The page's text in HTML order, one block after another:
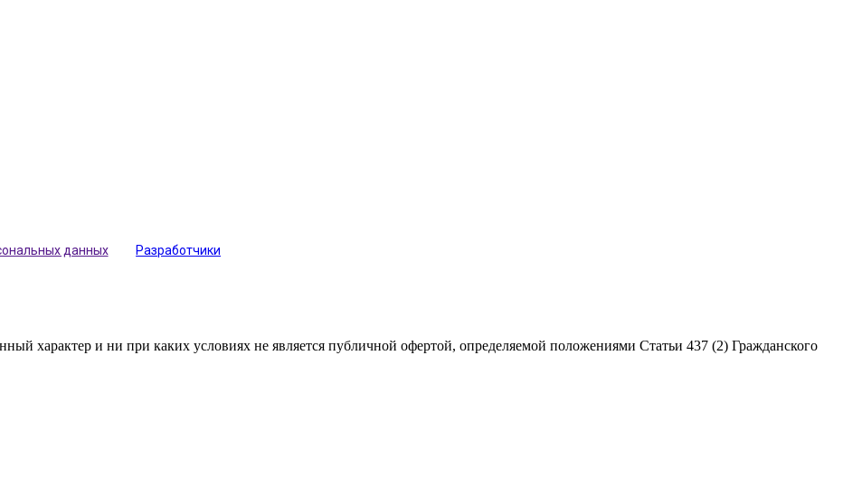
данных
Разработчики
характер и ни при каких условиях не является публичной офертой, определяемой положениями Статьи 437 (2) Гражданского